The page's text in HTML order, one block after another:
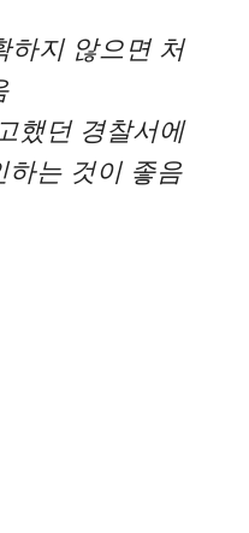
하지 않으면 처
했던 경찰서에
하는 것이 좋음